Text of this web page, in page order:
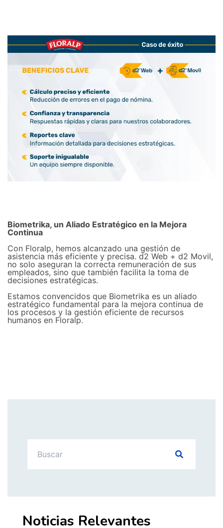
Biometrika, un Aliado Estratégico en la Mejora
Continua
Con Floralp, hemos alcanzado una gestión de
asistencia más eficiente y precisa. d2 Web + d2 Movil,
no solo aseguran la correcta remuneración de sus
empleados, sino que también facilita la toma de
decisiones estratégicas.
Estamos convencidos que Biometrika es un aliado
estratégico fundamental para la mejora continua de
los procesos y la gestión eficiente de recursos
humanos en Floralp.
Noticias Relevantes